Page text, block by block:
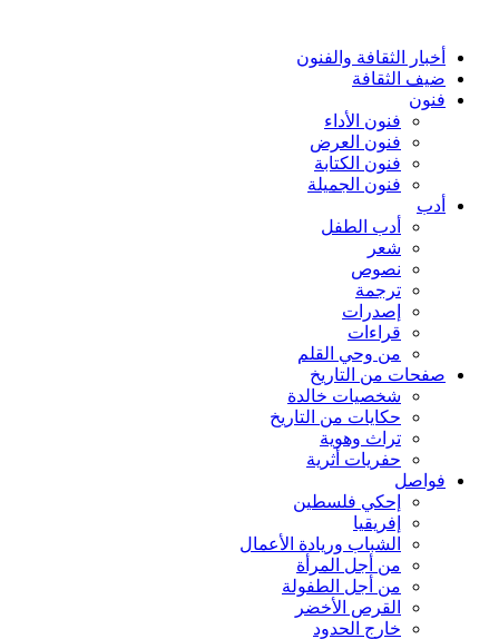
أخبار الثقافة والفنون
ضيف الثقافة
فنون
فنون الأداء
فنون العرض
فنون الكتابة
فنون الجميلة
أدب
أدب الطفل
شعر
نصوص
ترجمة
إصدرات
قراءات
من وحي القلم
صفحات من التاريخ
شخصيات خالدة
حكايات من التاريخ
تراث وهوية
حفريات أثرية
فواصل
إحكي فلسطين
إفريقيا
الشباب وريادة الأعمال
من أجل المرأة
من أجل الطفولة
القرص الأخضر
خارج الحدود